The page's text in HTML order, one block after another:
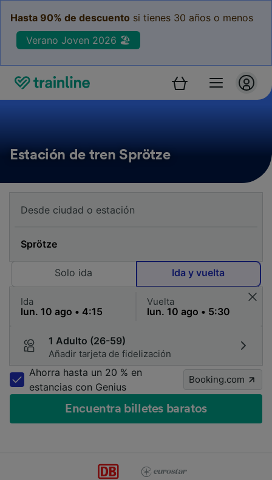
Hasta 90% de descuento si tienes 30 años o menos
Verano Joven 2026 🏖️
Estación de tren Sprötze
Solo ida Ida y vuelta
Ida Vuelta
1 Adulto (26-59)
Añadir tarjeta de fidelización
Ahorra hasta un 20 % en
estancias con Genius
Booking.com
Encuentra billetes baratos